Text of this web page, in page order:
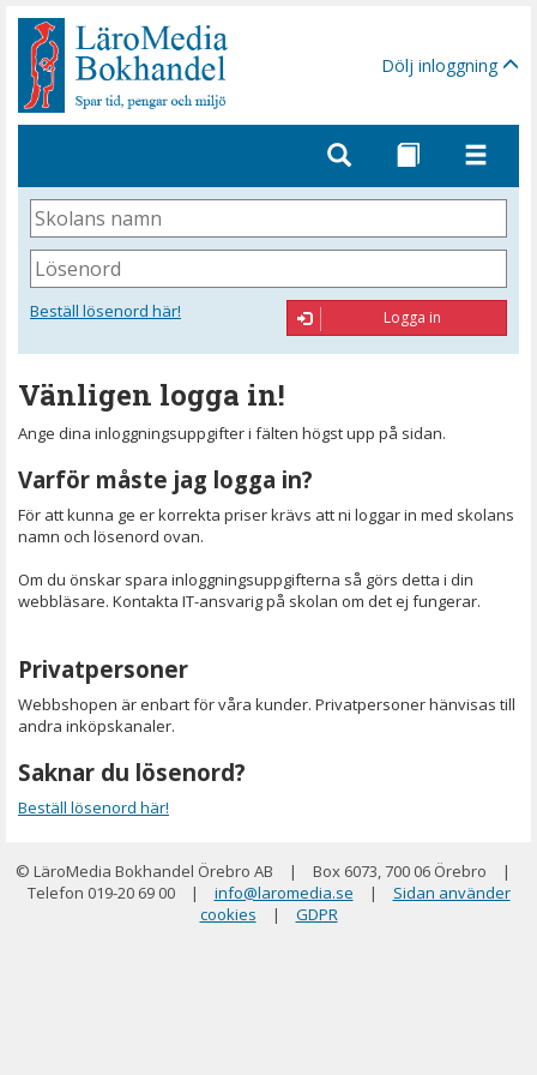
Gå
sidinnehåll
Dölj inloggning
Skolans
namn
Lösenord
Beställ lösenord här! Logga in
Vänligen logga in!
Ange dina inloggningsuppgifter i fälten högst upp på sidan.
Varför måste jag logga in?
För att kunna ge er korrekta priser krävs att ni loggar in med skolans
namn och lösenord ovan.
Om du önskar spara inloggningsuppgifterna så görs detta i din
webbläsare. Kontakta IT-ansvarig på skolan om det ej fungerar.
Privatpersoner
Webbshopen är enbart för våra kunder. Privatpersoner hänvisas till
andra inköpskanaler.
Saknar du lösenord?
Beställ lösenord här!
© LäroMedia Bokhandel Örebro AB | Box 6073, 700 06 Örebro
|
Telefon 019-20 69 00
| info@laromedia.se |
Sidan använder
cookies
| GDPR